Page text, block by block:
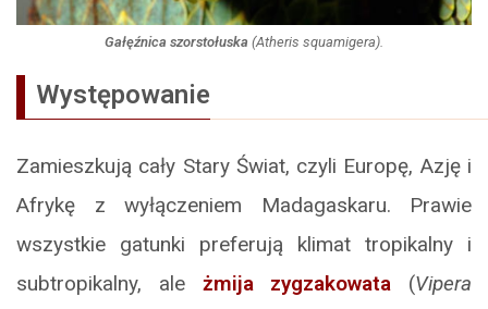
Gałęźnica szorstołuska (Atheris squamigera).
Występowanie
Zamieszkują cały Stary Świat, czyli Europę, Azję i
Afrykę z wyłączeniem Madagaskaru. Prawie
wszystkie gatunki preferują klimat tropikalny i
subtropikalny, ale żmija zygzakowata (Vipera